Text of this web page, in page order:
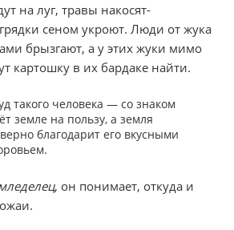
на луг, травы накосят-
сеном укроют. Люди от жука
брызгают, а у этих жуки мимо
картошку в их бардаке найти.
такого человека — со знаком
земле на пользу, а земля
благодарит его вкусными
, он понимает, откуда и